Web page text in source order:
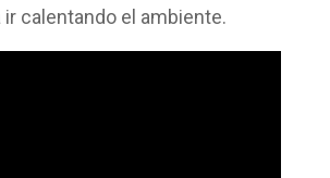
calentando el ambiente.